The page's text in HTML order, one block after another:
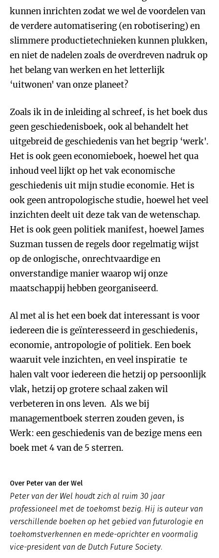
kunnen inrichten zodat we wel de voordelen van
de verdere automatisering (en robotisering) en
slimmere productietechnieken kunnen plukken,
en niet de nadelen zoals de overdreven nadruk op
het belang van werken en het letterlijk
‘uitwonen' van onze planeet?
Zoals ik in de inleiding al schreef, is het boek dus
geen geschiedenisboek, ook al behandelt het
uitgebreid de geschiedenis van het begrip ‘werk'.
Het is ook geen economieboek, hoewel het qua
inhoud veel lijkt op het vak economische
geschiedenis uit mijn studie economie. Het is
ook geen antropologische studie, hoewel het veel
inzichten deelt uit deze tak van de wetenschap.
Het is ook geen politiek manifest, hoewel James
Suzman tussen de regels door regelmatig wijst
op de onlogische, onrechtvaardige en
onverstandige manier waarop wij onze
maatschappij hebben georganiseerd.
Al met al is het een boek dat interessant is voor
iedereen die is geïnteresseerd in geschiedenis,
economie, antropologie of politiek. Een boek
waaruit vele inzichten, en veel inspiratie te
halen valt voor iedereen die hetzij op persoonlijk
vlak, hetzij op grotere schaal zaken wil
verbeteren in ons leven. Als we bij
managementboek sterren zouden geven, is
Werk: een geschiedenis van de bezige mens een
boek met 4 van de 5 sterren.
Over Peter van der Wel
Peter van der Wel houdt zich al ruim 30 jaar
professioneel met de toekomst bezig. Hij is auteur van
verschillende boeken op het gebied van futurologie en
toekomstverkennen en mede-oprichter en voormalig
vice-president van de Dutch Future Society.